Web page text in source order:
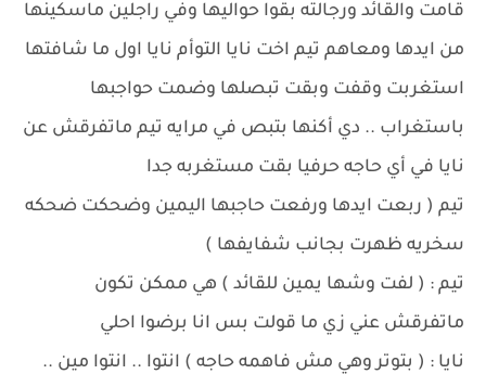
قامت والقائد ورجالته بقوا حواليها وفي راجلين ماسكينها
من ايدها ومعاهم تيم اخت نايا التوأم نايا اول ما شافتها
استغربت وقفت وبقت تبصلها وضمت حواجبها
باستغراب .. دي أكنها بتبص في مرايه تيم ماتفرقش عن
نايا في أي حاجه حرفيا بقت مستغربه جدا
تيم ( ربعت ايدها ورفعت حاجبها اليمين وضحكت ضحكه
سخريه ظهرت بجانب شفايفها )
تيم : ( لفت وشها يمين للقائد ) هي ممكن تكون
ماتفرقش عني زي ما قولت بس انا برضوا احلي
نايا : ( بتوتر وهي مش فاهمه حاجه ) انتوا .. انتوا مين ..